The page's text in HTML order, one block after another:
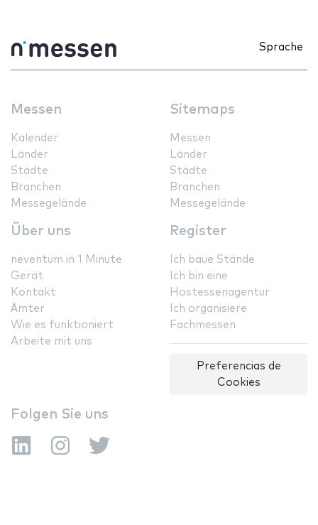
Sprache
Messen
Kalender
Länder
Städte
Branchen
Messegelände
Sitemaps
Messen
Länder
Städte
Branchen
Messegelände
Über uns
neventum in 1 Minute
Gerät
Kontakt
Ämter
Wie es funktioniert
Arbeite mit uns
Register
Ich baue Stände
Ich bin eine
Hostessenagentur
Ich organisiere
Fachmessen
Preferencias de
Cookies
Folgen Sie uns